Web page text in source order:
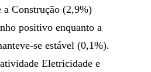
Construção (2,9%)
positivo enquanto a
se estável (0,1%).
Eletricidade e